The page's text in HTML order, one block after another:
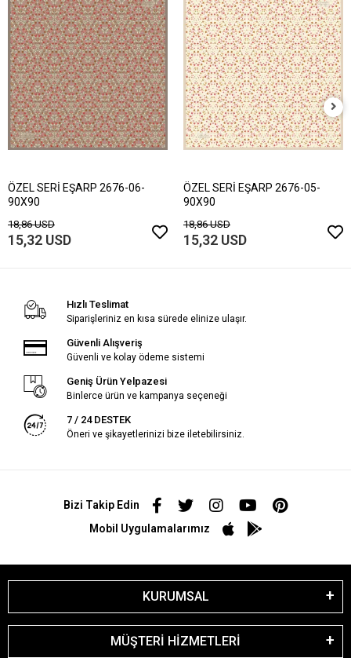
ÖZEL SERİ EŞARP 2676-06-
90X90
18,86 USD
15,32 USD
ÖZEL SERİ EŞARP 2676-05-
90X90
18,86 USD
15,32 USD
Hızlı Teslimat
Siparişleriniz en kısa sürede elinize ulaşır.
Güvenli Alışveriş
Güvenli ve kolay ödeme sistemi
Geniş Ürün Yelpazesi
Binlerce ürün ve kampanya seçeneği
7 / 24 DESTEK
Öneri ve şikayetlerinizi bize iletebilirsiniz.
Bizi Takip Edin
Mobil Uygulamalarımız
KURUMSAL
MÜŞTERİ HİZMETLERİ